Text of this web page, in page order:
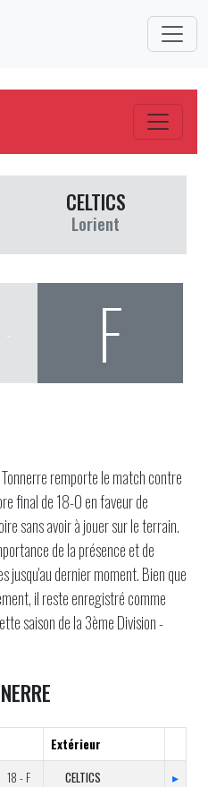
CELTICS
Lorient
F
remporte le match contre
final de 18-0 en faveur de
sans avoir à jouer sur le terrain.
de la présence et de
jusqu'au dernier moment. Bien que
il reste enregistré comme
saison de la 3ème Division -
Extérieur
18 - F CELTICS ▸